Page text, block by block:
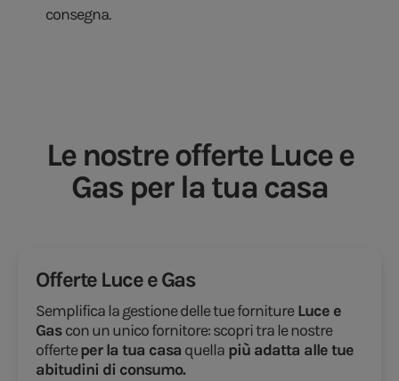
consegna.
Le nostre offerte Luce e
Gas per la tua casa
Offerte Luce e Gas
Semplifica la gestione delle tue fornitureLuce e
Gascon un unico fornitore: scopri tra le nostre
offerteper la tua casa quella più adatta alle tue
abitudini di consumo.